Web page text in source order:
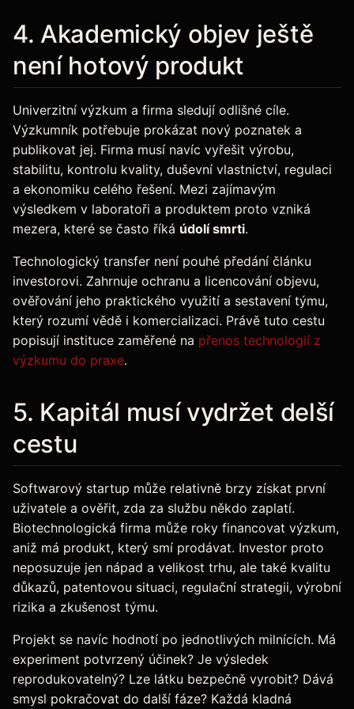
4. Akademický objev ještě
není hotový produkt
Univerzitní výzkum a firma sledují odlišné cíle.
Výzkumník potřebuje prokázat nový poznatek a
publikovat jej. Firma musí navíc vyřešit výrobu,
stabilitu, kontrolu kvality, duševní vlastnictví, regulaci
a ekonomiku celého řešení. Mezi zajímavým
výsledkem v laboratoři a produktem proto vzniká
mezera, které se často říká údolí smrti.
Technologický transfer není pouhé předání článku
investorovi. Zahrnuje ochranu a licencování objevu,
ověřování jeho praktického využití a sestavení týmu,
který rozumí vědě i komercializaci. Právě tuto cestu
popisují instituce zaměřené na přenos technologií z
výzkumu do praxe.
5. Kapitál musí vydržet delší
cestu
Softwarový startup může relativně brzy získat první
uživatele a ověřit, zda za službu někdo zaplatí.
Biotechnologická firma může roky financovat výzkum,
aniž má produkt, který smí prodávat. Investor proto
neposuzuje jen nápad a velikost trhu, ale také kvalitu
důkazů, patentovou situaci, regulační strategii, výrobní
rizika a zkušenost týmu.
Projekt se navíc hodnotí po jednotlivých milnících. Má
experiment potvrzený účinek? Je výsledek
reprodukovatelný? Lze látku bezpečně vyrobit? Dává
smysl pokračovat do další fáze? Každá kladná